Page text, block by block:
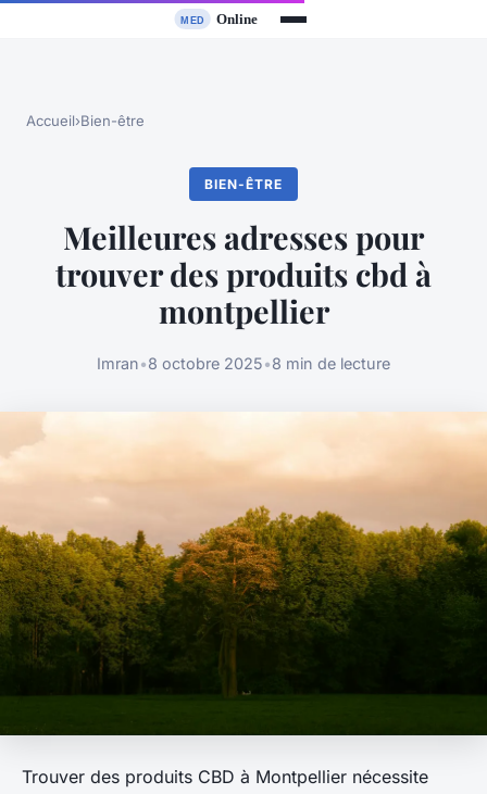
Accueil›Bien-être
BIEN-ÊTRE
Meilleures adresses pour
trouver des produits cbd à
montpellier
Imran•8 octobre 2025•8 min de lecture
Trouver des produits CBD à Montpellier nécessite